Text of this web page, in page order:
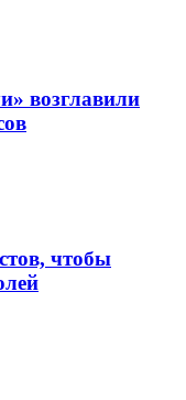
возглавили
чтобы